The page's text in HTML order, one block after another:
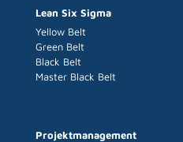
Lean Six Sigma
Yellow Belt
Green Belt
Black Belt
Master Black Belt
Projektmanagement